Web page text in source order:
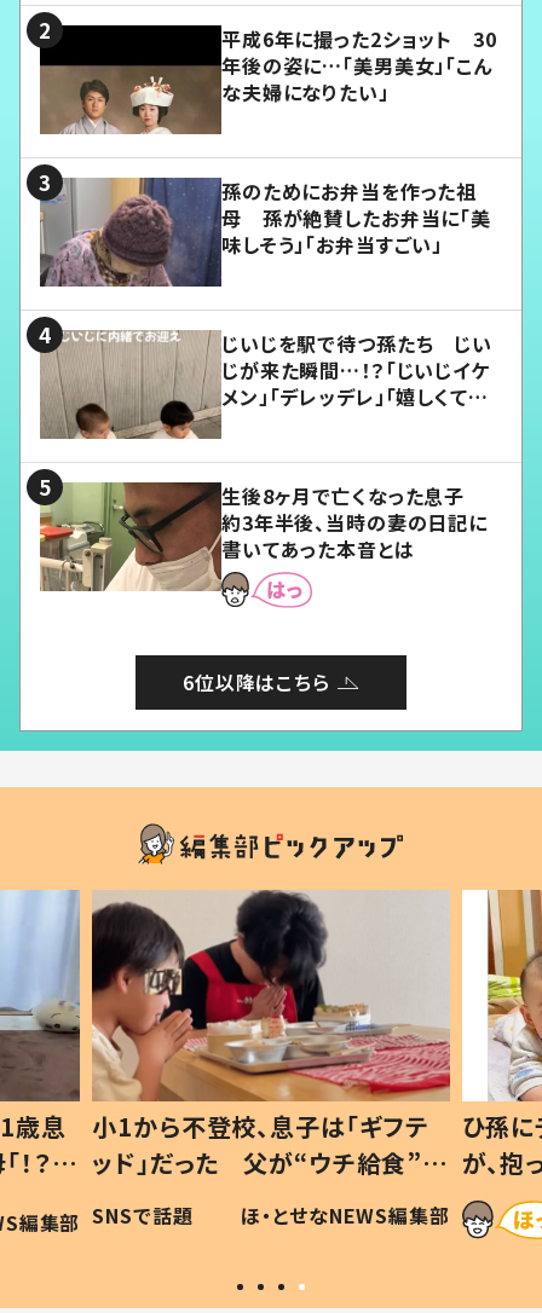
平成6年に撮った2ショット 30
年後の姿に…「美男美女」「こん
な夫婦になりたい」
孫のためにお弁当を作った祖
母 孫が絶賛したお弁当に「美
味しそう」「お弁当すごい」
じいじを駅で待つ孫たち じい
じが来た瞬間…！？「じいじイケ
メン」「デレッデレ」「嬉しくて可
生後8ヶ月で亡くなった息子
約3年半後、当時の妻の日記に
書いてあった本音とは
6位以降はこちら
歳息
？」
編集部
小1から不登校、息子は「ギフテ
ッド」だった 父が“ウチ給食”を
作り続ける理由とは #令和の親
#令和の子
SNSで話題 ほ・とせなNEWS編集部
ひ孫
が、
「涙が
い」